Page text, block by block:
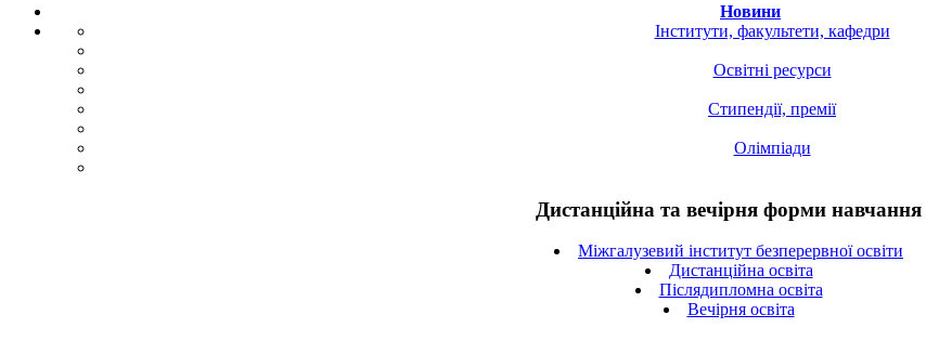
Новини
Інститути, факультети, кафедри
Освітні ресурси
Стипендії, премії
Олімпіади
Дистанційна та вечірня форми навчання
Міжгалузевий інститут безперервної освіти
Дистанційна освіта
Післядипломна освіта
Вечірня освіта